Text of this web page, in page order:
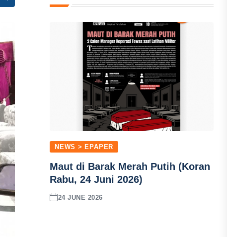
NEWS > EPAPER
Maut di Barak Merah Putih (Koran
Rabu, 24 Juni 2026)
24 JUNE 2026